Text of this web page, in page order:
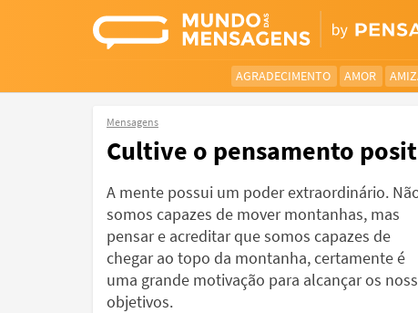
AGRADECIMENTO AMOR
Mensagens
Cultive o pensamento
A mente possui um poder extraordinário.
somos capazes de mover montanhas, mas
pensar e acreditar que somos capazes de
chegar ao topo da montanha, certamente é
uma grande motivação para alcançar os
objetivos.